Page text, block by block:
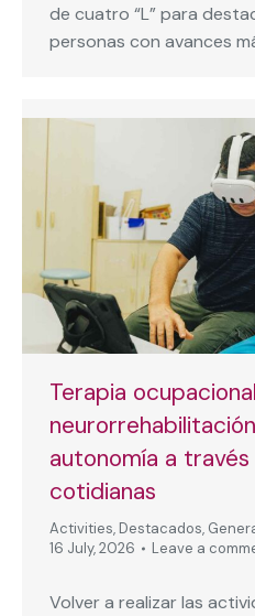
de cuatro “L” para
personas con avances
Terapia
autonomía a
cotidianas
Activities, Destacados,
16 July, 2026
Leave a
Volver a realizar las